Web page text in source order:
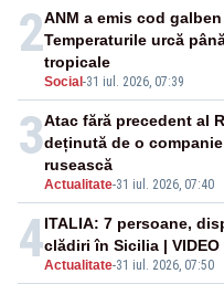
2
Social -31 iul. 2026, 07:39
ANM a emis cod
Temperaturile urcă
tropicale
3
Actualitate-31 iul. 2026, 07:40
Atac fără precedent al
deținută de o
rusească
4Actualitate-31 iul. 2026, 07:50
ITALIA: 7 persoane,
clădiri în Sicilia | VIDEO